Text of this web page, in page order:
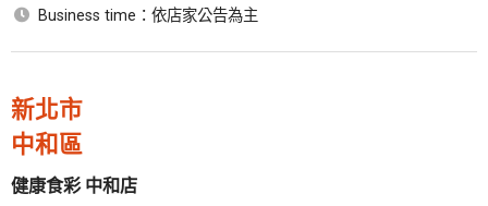
Business time：依店家公告為主
新北市
中和區
健康食彩 中和店